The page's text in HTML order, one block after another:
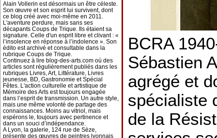
Alain Vollerin est désormais un être céleste.
Son œuvre et son esprit lui survivent, dont
ce blog créé avec moi-même en 2011.
L'aventure perdure, mais sans ses
décapants Coups de Trique. Ils étaient sa
signature. Celle d'un esprit libre et clivant : «
l’insolence en réponse à l’indolence ». Son
édito est archivé et consultable dans la
rubrique Coups de Trique.
Continuez à lire blog-des-arts.com où des
articles sont régulièrement publiés dans les
rubriques Livres, Art, Littérature, Livres
jeunesse, BD, Gastronomie et Spécial
Fêtes. L'action culturelle et artistique de
Mémoire des Arts est toujours engagée
dans l’esprit de transmission. Un autre style,
mais une même volonté de partage des
connaissances. Moins au vitriol, mais
espérons le, toujours avec pertinence et
dans un souci d’indépendance.
A Lyon, la galerie, 124 rue de Sèze,
présente des œuvres de peintres lyonnais
BCRA
Sébastien
agrégé et
spécialiste
de la